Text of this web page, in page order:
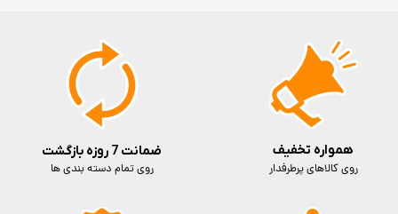
ضمانت 7 روزه بازگشت
روی تمام دسته بندی ها
همواره تخفیف
روی کالاهای پرطرفدار